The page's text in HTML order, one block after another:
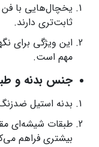
یخچال‌هایی با
ثابت‌تری دارند.
این ویژگی برای
مهم است.
جنس بدنه و
بدنه استیل
طبقات شیشه‌ای
بیشتری فراهم